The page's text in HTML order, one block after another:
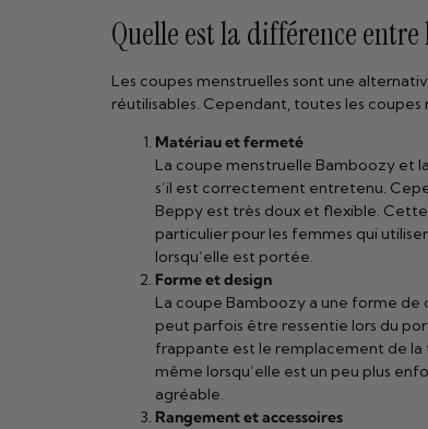
Quelle est la différence
Les coupes menstruelles sont une
réutilisables. Cependant, toutes les
Matériau et fermeté
La coupe menstruelle Bamboozy et
s’il est correctement entretenu.
Beppy est très doux et flexible.
particulier pour les femmes qui
lorsqu’elle est portée.
Forme et design
La coupe Bamboozy a une forme de
peut parfois être ressentie lors du
frappante est le remplacement de
même lorsqu’elle est un peu plus
agréable.
Rangement et accessoires